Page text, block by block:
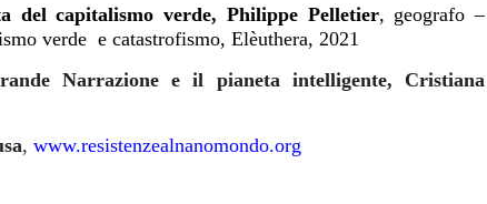
del capitalismo verde, Philippe Pelletier, geografo –
verde e catastrofismo, Elèuthera, 2021
Narrazione e il pianeta intelligente, Cristiana
, www.resistenzealnanomondo.org